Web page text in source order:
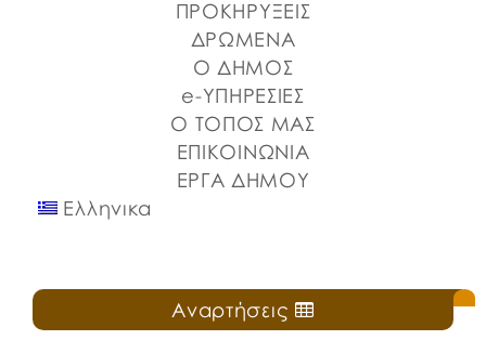
Λιμένων Ν. Εύβοιας και του Επιμελητηρίου Εύβοιας.
⚓️Η επίσημη έναρξη πραγματοποιήθηκε με την
ΠΡΟΚΗΡΥΞΕΙΣ
ΔΡΩΜΕΝΑ
Ο ΔΗΜΟΣ
e-ΥΠΗΡΕΣΙΕΣ
Ο ΤΟΠΟΣ ΜΑΣ
ΕΠΙΚΟΙΝΩΝΙΑ
ΕΡΓΑ ΔΗΜΟΥ
Ελληνικα
Αναρτήσεις